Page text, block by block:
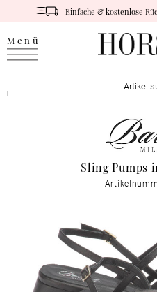
Einfache & kostenlose
Menü
Sling Pumps